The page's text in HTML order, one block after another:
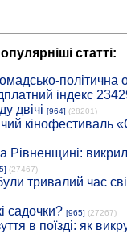
статті:
політична
індекс
двічі [964] (28201)
кінофестиваль
Рівненщині:
(27467)
тривалий час
садочки? [965] (27267)
в поїзді: як